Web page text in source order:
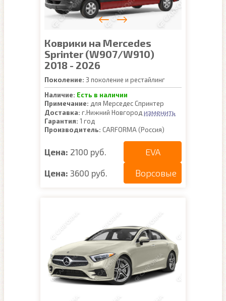
Коврики на Mercedes
Sprinter (W907/W910)
2018 - 2026
Поколение: 3 поколение и рестайлинг
Наличие: Есть в наличии
Примечание: для Мерседес Спринтер
Доставка: г.Нижний Новгород изменить
Гарантия: 1 год
Производитель: CARFORMA (Россия)
Цена: 2100 руб. EVA
Цена: 3600 руб. Ворсовые